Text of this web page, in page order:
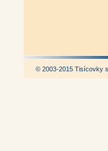
© 2003-2015 Tisícovky